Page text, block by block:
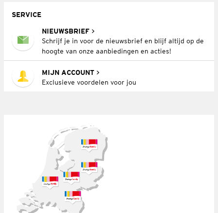
SERVICE
NIEUWSBRIEF
Schrijf je in voor de nieuwsbrief en blijf altijd op de
hoogte van onze aanbiedingen en acties!
MIJN ACCOUNT
Exclusieve voordelen voor jou